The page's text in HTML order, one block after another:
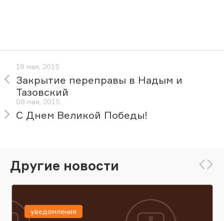
19 мая, 2015
Закрытие переправы в Надым и
Тазовский
08 мая, 2015
С Днем Великой Победы!
Другие новости
уведомления